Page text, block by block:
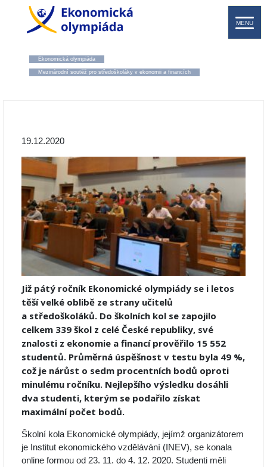
MENU
Ekonomická olympiáda
Mezinárodní soutěž pro středoškoláky v ekonomii a financích
19.12.2020
Již pátý ročník Ekonomické olympiády se i letos
těší velké oblibě ze strany učitelů
a středoškoláků. Do školních kol se zapojilo
celkem 339 škol z celé České republiky, své
znalosti z ekonomie a financí prověřilo 15 552
studentů. Průměrná úspěšnost v testu byla 49 %,
což je nárůst o sedm procentních bodů oproti
minulému ročníku. Nejlepšího výsledku dosáhli
dva studenti, kterým se podařilo získat
maximální počet bodů.
Školní kola Ekonomické olympiády, jejímž organizátorem
je Institut ekonomického vzdělávání (INEV), se konala
online formou od 23. 11. do 4. 12. 2020. Studenti měli